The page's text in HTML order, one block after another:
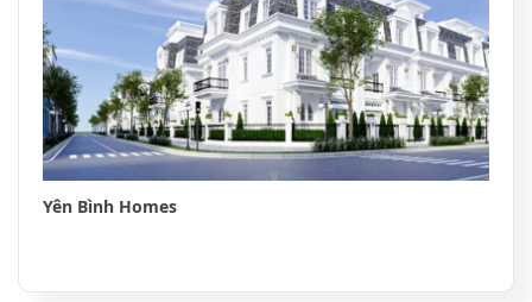
Yên Bình Homes